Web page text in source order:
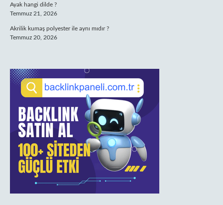
Ayak hangi dilde ?
Temmuz 21, 2026
Akrilik kumaş polyester ile aynı mıdır ?
Temmuz 20, 2026